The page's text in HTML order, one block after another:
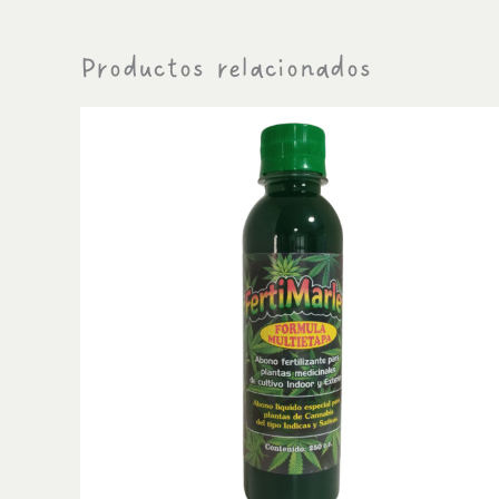
Productos relacionados